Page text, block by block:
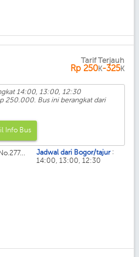
Tarif Terjauh
Rp 250K-325K
14:00, 13:00, 12:30
250.000. Bus ini berangkat dari
Info Bus
Jadwal dari Bogor/tajur :
14:00, 13:00, 12:30